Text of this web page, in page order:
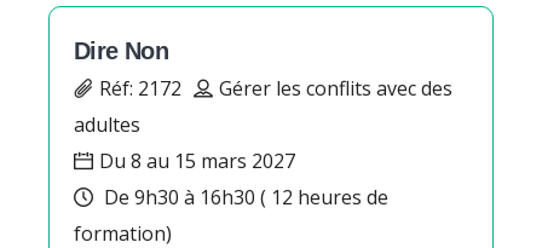
Dire Non
Réf: 2172
Gérer les conflits avec des
adultes
Du 8 au 15 mars 2027
De 9h30 à 16h30 ( 12 heures de
formation)